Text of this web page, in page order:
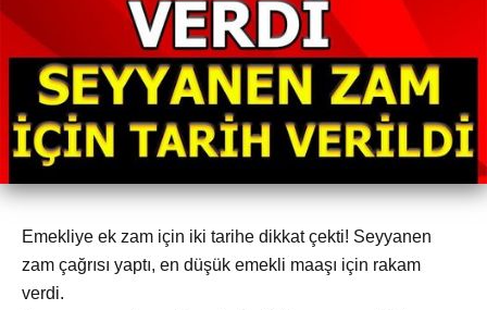
Emekliye ek zam için iki tarihe dikkat çekti! Seyyanen
zam çağrısı yaptı, en düşük emekli maaşı için rakam
verdi.